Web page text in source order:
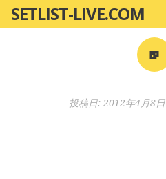
ン
SETLIST-LIVE.COM
投稿日: 2012年4月8日